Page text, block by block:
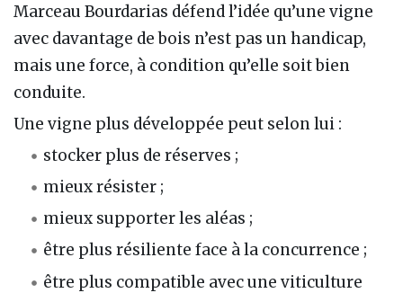
Marceau Bourdarias défend l’idée qu’une vigne
avec davantage de bois n’est pas un handicap,
mais une force, à condition qu’elle soit bien
conduite.
Une vigne plus développée peut selon lui :
stocker plus de réserves ;
mieux résister ;
mieux supporter les aléas ;
être plus résiliente face à la concurrence ;
être plus compatible avec une viticulture